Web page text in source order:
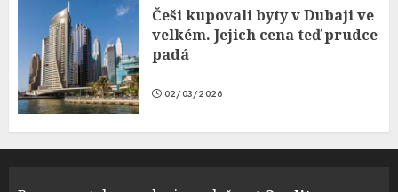
Češi kupovali byty v Dubaji ve
velkém. Jejich cena teď prudce
padá
02/03/2026